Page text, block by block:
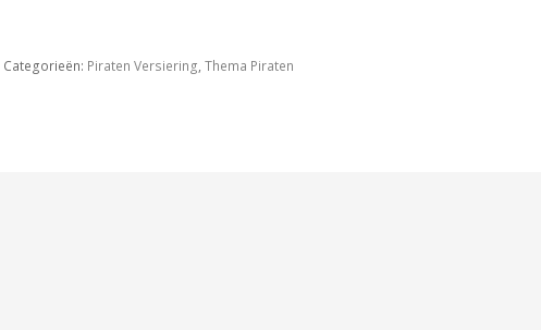
Categorieën: Piraten Versiering, Thema Piraten